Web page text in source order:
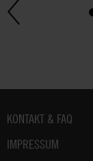
Fußbereich
KONTAKT & FAQ
IMPRESSUM